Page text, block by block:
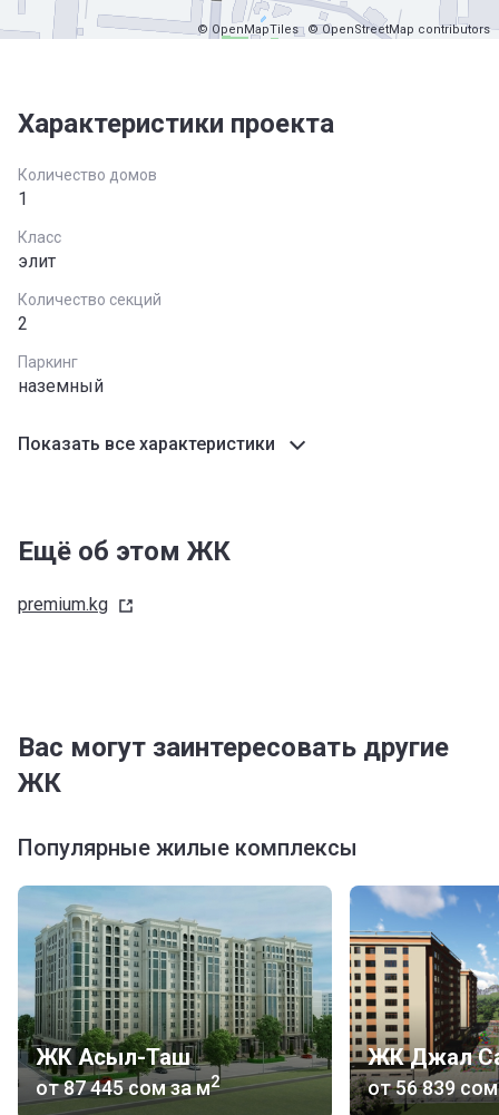
© OpenMapTiles © OpenStreetMap contributors
Характеристики проекта
Количество домов
1
Класс
элит
Количество секций
2
Паркинг
наземный
Показать все характеристики
Ещё об этом ЖК
premium.kg
Вас могут заинтересовать другие
ЖК
Популярные жилые комплексы
ЖК Асыл-Таш
от‍87 445 сомза м2
ЖК Джал
от‍56 839 сом